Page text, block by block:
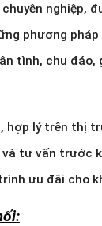
nghiệp,
phương
tình, chu đáo,
hợp lý trên thị
và tư vấn trước
ưu đãi cho